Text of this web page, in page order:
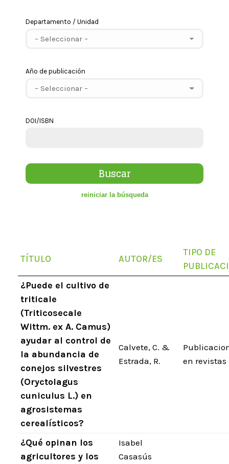
Departamento / Unidad
Año de publicación
DOI/ISBN
TÍTULO AUTOR/ES
TIPO DE
¿Puede el cultivo de
triticale
(Triticosecale
Wittm. ex A. Camus)
ayudar al control de
la abundancia de
conejos silvestres
(Oryctolagus
cuniculus L.) en
agrosistemas
cerealísticos?
Calvete, C. &
Estrada, R.
en revistas
¿Qué opinan los
agricultores y los
Isabel
Casasús